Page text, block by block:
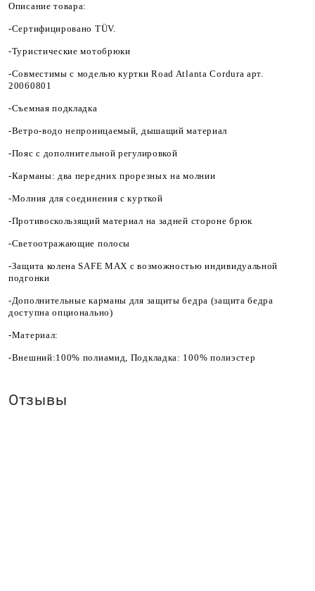
Описание товара:
-Сертифицировано TÜV.
-Туристические мотобрюки
-Совместимы с моделью куртки Road Atlanta Cordura арт.
20060801
-Съемная подкладка
-Ветро-водо непроницаемый, дышащий материал
-Пояс с дополнительной регулировкой
-Карманы: два передних прорезных на молнии
-Молния для соединения с курткой
-Противоскользящий материал на задней стороне брюк
-Светоотражающие полосы
-Защита колена SAFE MAX с возможностью индивидуальной
подгонки
-Дополнительные карманы для защиты бедра (защита бедра
доступна опционально)
-Материал:
-Внешний:100% полиамид, Подкладка: 100% полиэстер
Отзывы